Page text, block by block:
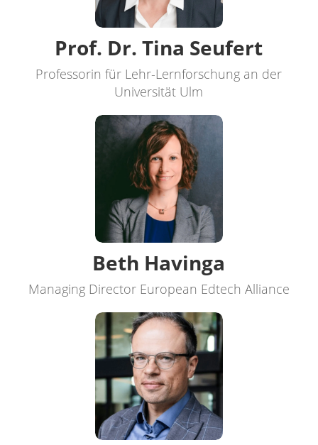
Prof. Dr. Tina Seufert
Professorin für Lehr-Lernforschung an der
Universität Ulm
Beth Havinga
Managing Director European Edtech Alliance